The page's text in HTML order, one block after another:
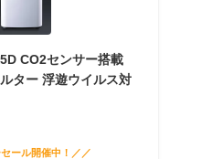
CO2センサー搭載
ター 浮遊ウイルス対
ール開催中！／／